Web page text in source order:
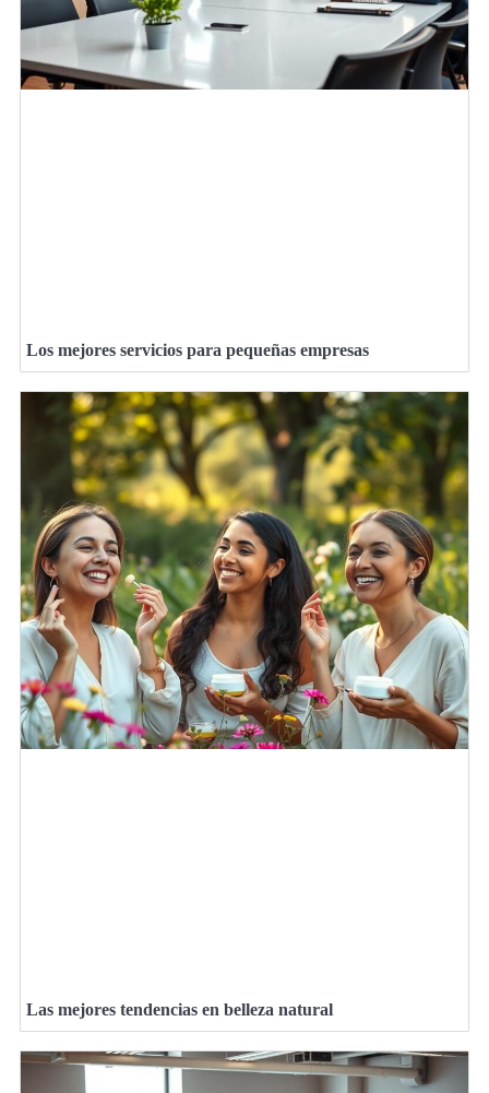
Los mejores servicios para pequeñas empresas
Las mejores tendencias en belleza natural